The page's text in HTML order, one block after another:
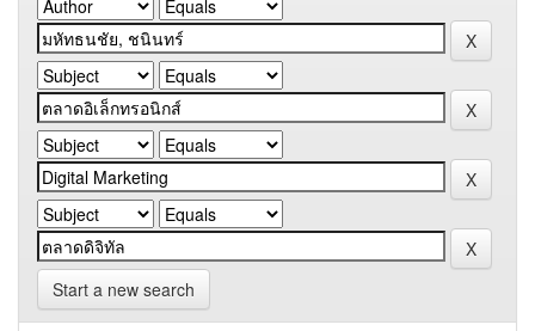
Start a new search